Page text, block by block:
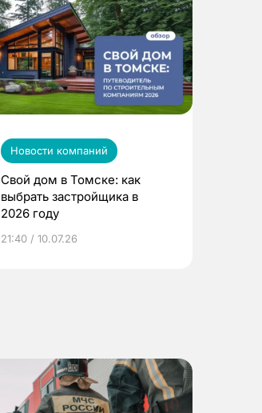
Новости компаний
Свой дом в Томске: как
выбрать застройщика в
2026 году
21:40 / 10.07.26